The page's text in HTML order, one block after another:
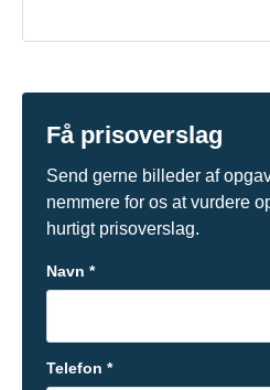
Få prisoverslag
Send gerne billeder af
nemmere for os at vurdere
hurtigt prisoverslag.
Navn *
Telefon *